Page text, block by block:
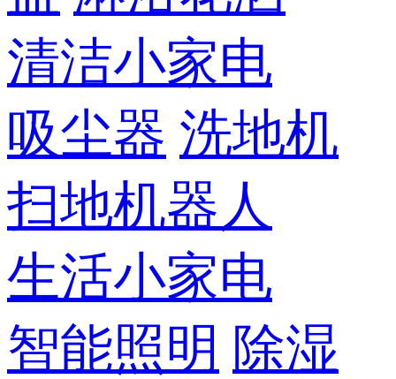
清洁小家电
吸尘器 洗地机
扫地机器人
生活小家电
智能照明 除湿